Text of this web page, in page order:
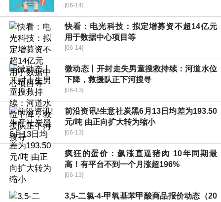
[06-14]
快看：电光科技：拟定增募资不超14亿元
用于数据中心项目等
[06-14]
微动态丨开封走失男童搜救持续：河道水位
下降，救援队正下河搜寻
[06-13]
前沿资讯!生意社炭黑6月13日均差为193.50
元/吨 由正向扩大转为缩小
[06-13]
疯狂的蛋价：飙涨直逼猪肉 10年同期最
高！有平台不到一个月涨超196%
[06-13]
3,5-二氯-4-甲氧基苯甲酸商品报价动态（20